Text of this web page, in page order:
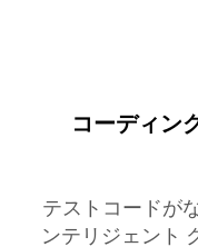
コーディン
テストコードが
ンテリジェント